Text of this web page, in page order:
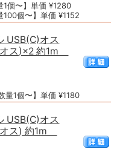
1個〜】単価 ¥1280
100個〜】単価 ¥1152
USB(C)オス
ス)×2 約1m
数量1個〜】単価 ¥1180
USB(C)オス
ス) 約1m